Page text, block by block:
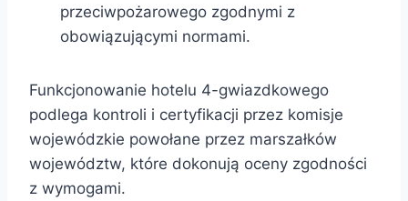
przeciwpożarowego zgodnymi z
obowiązującymi normami.
Funkcjonowanie hotelu 4-gwiazdkowego
podlega kontroli i certyfikacji przez komisje
wojewódzkie powołane przez marszałków
województw, które dokonują oceny zgodności
z wymogami.